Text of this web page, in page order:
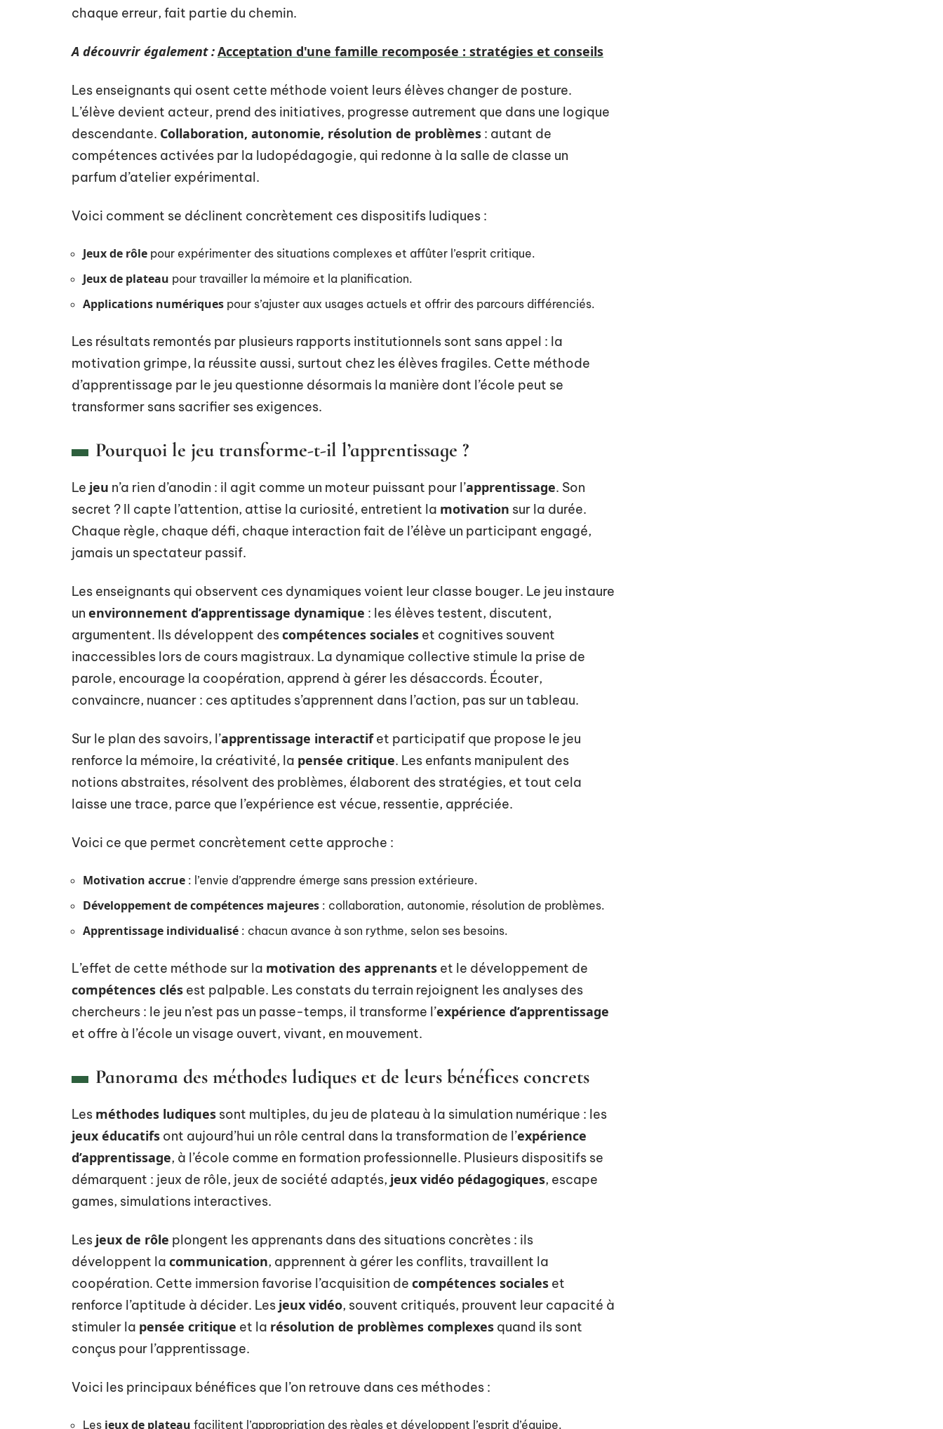
chaque erreur, fait partie du chemin.
A découvrir également :Acceptation d'une famille recomposée : stratégies et conseils
Les enseignants qui osent cette méthode voient leurs élèves changer de posture.
L’élève devient acteur, prend des initiatives, progresse autrement que dans une logique
descendante. Collaboration, autonomie, résolution de problèmes : autant de
compétences activées par la ludopédagogie, qui redonne à la salle de classe un
parfum d’atelier expérimental.
Voici comment se déclinent concrètement ces dispositifs ludiques :
Jeux de rôle pour expérimenter des situations complexes et affûter l’esprit critique.
Jeux de plateau pour travailler la mémoire et la planification.
Applications numériques pour s’ajuster aux usages actuels et offrir des parcours différenciés.
Les résultats remontés par plusieurs rapports institutionnels sont sans appel : la
motivation grimpe, la réussite aussi, surtout chez les élèves fragiles. Cette méthode
d’apprentissage par le jeu questionne désormais la manière dont l’école peut se
transformer sans sacrifier ses exigences.
Pourquoi le jeu transforme-t-il l’apprentissage ?
Le jeu n’a rien d’anodin : il agit comme un moteur puissant pour l’apprentissage. Son
secret ? Il capte l’attention, attise la curiosité, entretient la motivation sur la durée.
Chaque règle, chaque défi, chaque interaction fait de l’élève un participant engagé,
jamais un spectateur passif.
Les enseignants qui observent ces dynamiques voient leur classe bouger. Le jeu instaure
un environnement d’apprentissage dynamique : les élèves testent, discutent,
argumentent. Ils développent descompétences sociales et cognitives souvent
inaccessibles lors de cours magistraux. La dynamique collective stimule la prise de
parole, encourage la coopération, apprend à gérer les désaccords. Écouter,
convaincre, nuancer : ces aptitudes s’apprennent dans l’action, pas sur un tableau.
Sur le plan des savoirs, l’apprentissage interactifet participatif que propose le jeu
renforce la mémoire, la créativité, la pensée critique. Les enfants manipulent des
notions abstraites, résolvent des problèmes, élaborent des stratégies, et tout cela
laisse une trace, parce que l’expérience est vécue, ressentie, appréciée.
Voici ce que permet concrètement cette approche :
Motivation accrue : l’envie d’apprendre émerge sans pression extérieure.
Développement de compétences majeures : collaboration, autonomie, résolution de problèmes.
Apprentissage individualisé : chacun avance à son rythme, selon ses besoins.
L’effet de cette méthode sur la motivation des apprenants et le développement de
compétences clés est palpable. Les constats du terrain rejoignent les analyses des
chercheurs : le jeu n’est pas un passe-temps, il transforme l’expérience d’apprentissage
et offre à l’école un visage ouvert, vivant, en mouvement.
Panorama des méthodes ludiques et de leurs bénéfices concrets
Les méthodes ludiques sont multiples, du jeu de plateau à la simulation numérique : les
jeux éducatifs ont aujourd’hui un rôle central dans la transformation de l’expérience
d’apprentissage, à l’école comme en formation professionnelle. Plusieurs dispositifs se
démarquent : jeux de rôle, jeux de société adaptés, jeux vidéo pédagogiques, escape
games, simulations interactives.
Les jeux de rôle plongent les apprenants dans des situations concrètes : ils
développent la communication, apprennent à gérer les conflits, travaillent la
coopération. Cette immersion favorise l’acquisition de compétences sociales et
renforce l’aptitude à décider. Les jeux vidéo, souvent critiqués, prouvent leur capacité à
stimuler la pensée critique et la résolution de problèmes complexes quand ils sont
conçus pour l’apprentissage.
Voici les principaux bénéfices que l’on retrouve dans ces méthodes :
Les jeux de plateau facilitent l’appropriation des règles et développent l’esprit d’équipe.